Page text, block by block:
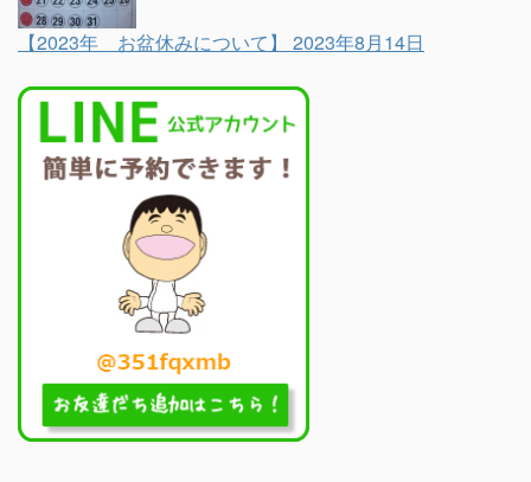
【2023年 お盆休みについて】 2023年8月14日